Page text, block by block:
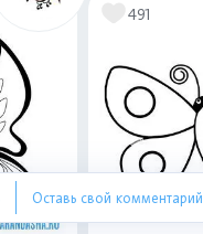
491
Оставь свой комментарий